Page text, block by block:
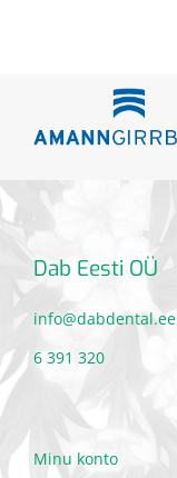
Dab Eesti OÜ
info@dabdental.ee
6 391 320
Minu konto